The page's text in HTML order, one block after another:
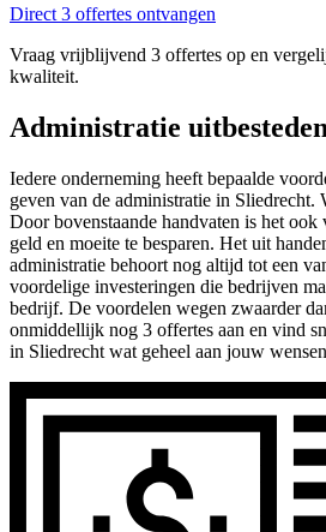
Direct 3 offertes ontvangen
Vraag vrijblijvend 3 offertes op en
kwaliteit.
Administratie
Iedere onderneming heeft bepaalde
geven van de administratie in Sliedrecht.
Door bovenstaande handvaten is het
geld en moeite te besparen. Het uit
administratie behoort nog altijd tot een
voordelige investeringen die bedrijven
bedrijf. De voordelen wegen zwaarder
onmiddellijk nog 3 offertes aan en vind
in Sliedrecht wat geheel aan jouw